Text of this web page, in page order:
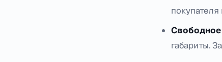
покупателя
Свободное
габариты.